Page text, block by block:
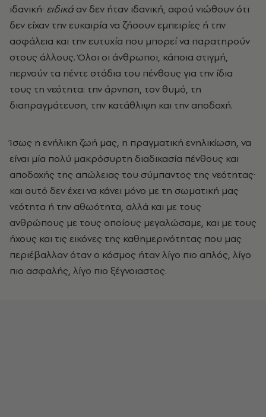
ιδανική· ειδικάαν δεν ήταν ιδανική, αφού νιώθουν ότι
δεν είχαν την ευκαιρία να ζήσουν εμπειρίες ή την
ασφάλεια και την ευτυχία που μπορεί να παρατηρούν
στους άλλους. Όλοι οι άνθρωποι, κάποια στιγμή,
περνούν τα πέντε στάδια του πένθους για την ίδια
τους τη νεότητα: την άρνηση, τον θυμό, τη
διαπραγμάτευση, την κατάθλιψη και την αποδοχή.
Ίσως η ενήλικη ζωή μας, η πραγματική ενηλικίωση, να
είναι μία πολύ μακρόσυρτη διαδικασία πένθους και
αποδοχής της απώλειας του σύμπαντος της νεότητας·
και αυτό δεν έχει να κάνει μόνο με τη σωματική μας
νεότητα ή την αθωότητα, αλλά και με τους
ανθρώπους με τους οποίους μεγαλώσαμε, και με τους
ήχους και τις εικόνες της καθημερινότητας που μας
περιέβαλλαν όταν ο κόσμος ήταν λίγο πιο απλός, λίγο
πιο ασφαλής, λίγο πιο ξέγνοιαστος.